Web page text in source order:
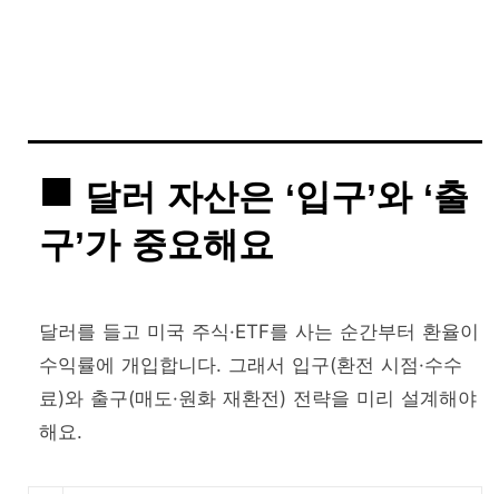
달러 자산은 ‘입구’와 ‘출
구’가 중요해요
달러를 들고 미국 주식·ETF를 사는 순간부터 환율이
수익률에 개입합니다. 그래서 입구(환전 시점·수수
료)와 출구(매도·원화 재환전) 전략을 미리 설계해야
해요.